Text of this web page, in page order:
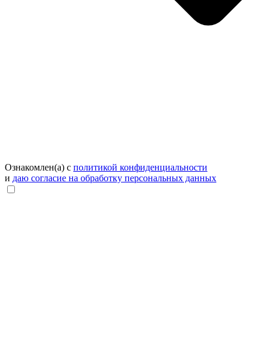
Ознакомлен(а) с политикой конфиденциальности
и даю согласие на обработку персональных данных